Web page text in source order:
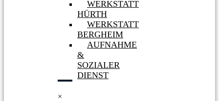
WERKSTATT
HÜRTH
WERKSTATT
BERGHEIM
AUFNAHME
&
SOZIALER
DIENST
×